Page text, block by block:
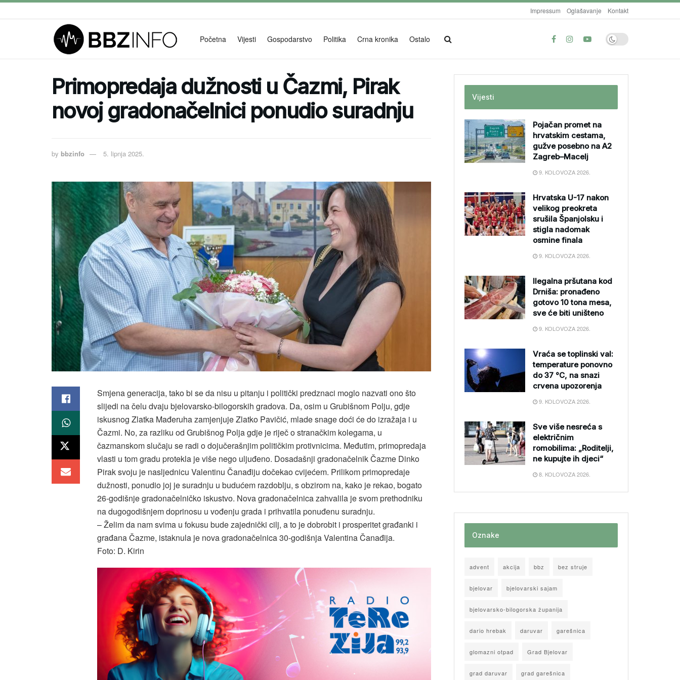
Impressum Oglašavanje Kontakt
Početna Vijesti Gospodarstvo Politika Crna kronika Ostalo
Primopredaja dužnosti u Čazmi, Pirak
novoj gradonačelnici ponudio suradnju
by bbzinfo 5. lipnja 2025.
Smjena generacija, tako bi se da nisu u pitanju i politički predznaci moglo nazvati ono što
slijedi na čelu dvaju bjelovarsko-bilogorskih gradova. Da, osim u Grubišnom Polju, gdje
iskusnog Zlatka Mađeruha zamjenjuje Zlatko Pavičić, mlade snage doći će do izražaja i u
Čazmi. No, za razliku od Grubišnog Polja gdje je riječ o stranačkim kolegama, u
čazmanskom slučaju se radi o dojučerašnjim političkim protivnicima. Međutim, primopredaja
vlasti u tom gradu protekla je više nego uljuđeno. Dosadašnji gradonačelnik Čazme Dinko
Pirak svoju je nasljednicu Valentinu Čanađiju dočekao cvijećem. Prilikom primopredaje
dužnosti, ponudio joj je suradnju u budućem razdoblju, s obzirom na, kako je rekao, bogato
26-godišnje gradonačelničko iskustvo. Nova gradonačelnica zahvalila je svom prethodniku
na dugogodišnjem doprinosu u vođenju grada i prihvatila ponuđenu suradnju.
– Želim da nam svima u fokusu bude zajednički cilj, a to je dobrobit i prosperitet građanki i
građana Čazme, istaknula je nova gradonačelnica 30-godišnja Valentina Čanađija.
Foto: D. Kirin
Vijesti
Pojačan promet na
hrvatskim cestama,
gužve posebno na A2
Zagreb–Macelj
9. KOLOVOZA 2026.
Hrvatska U-17 nakon
velikog preokreta
srušila Španjolsku i
stigla nadomak
osmine finala
9. KOLOVOZA 2026.
Ilegalna pršutana kod
Drniša: pronađeno
gotovo 10 tona mesa,
sve će biti uništeno
9. KOLOVOZA 2026.
Vraća se toplinski val:
temperature ponovno
do 37 °C, na snazi
crvena upozorenja
9. KOLOVOZA 2026.
Sve više nesreća s
električnim
romobilima: „Roditelji,
ne kupujte ih djeci“
8. KOLOVOZA 2026.
Oznake
advent akcija bbz bez struje
bjelovar bjelovarski sajam
bjelovarsko-bilogorska županija
dario hrebak daruvar garešnica
glomazni otpad Grad Bjelovar
grad daruvar grad garešnica